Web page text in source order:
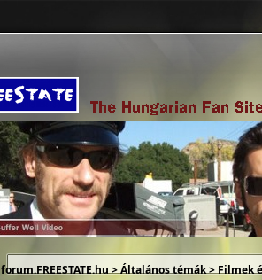
forum.FREESTATE.hu>Általános témák>Filmek